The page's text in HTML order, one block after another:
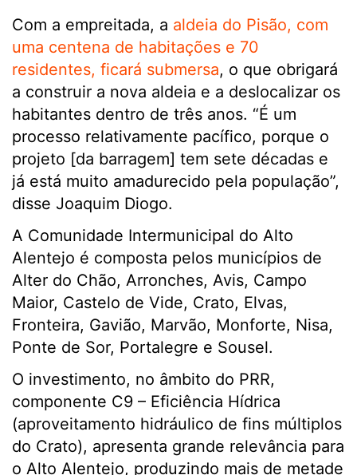
Com a empreitada, a aldeia do Pisão, com
uma centena de habitações e 70
residentes, ficará submersa, o que obrigará
a construir a nova aldeia e a deslocalizar os
habitantes dentro de três anos. “É um
processo relativamente pacífico, porque o
projeto [da barragem] tem sete décadas e
já está muito amadurecido pela população”,
disse Joaquim Diogo.
A Comunidade Intermunicipal do Alto
Alentejo é composta pelos municípios de
Alter do Chão, Arronches, Avis, Campo
Maior, Castelo de Vide, Crato, Elvas,
Fronteira, Gavião, Marvão, Monforte, Nisa,
Ponte de Sor, Portalegre e Sousel.
O investimento, no âmbito do PRR,
componente C9 – Eficiência Hídrica
(aproveitamento hidráulico de fins múltiplos
do Crato), apresenta grande relevância para
o Alto Alentejo, produzindo mais de metade